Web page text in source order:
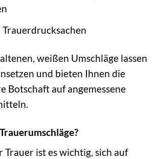
weißen Umschläge lassen
und bieten Ihnen die
Botschaft auf angemessene
Trauer ist es wichtig, sich auf